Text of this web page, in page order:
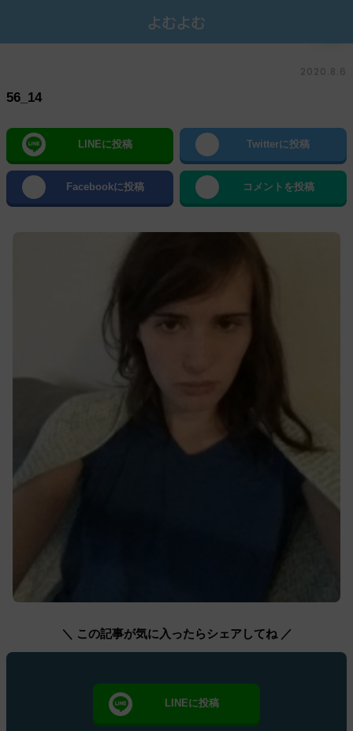
2020.8.6
56_14
LINEに投稿 Twitterに投稿
Facebookに投稿 コメントを投稿
＼ この記事が気に入ったらシェアしてね ／
LINEに投稿